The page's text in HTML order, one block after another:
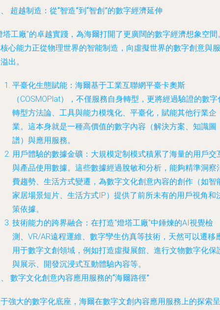
超越制造：從“智造”到“智創”的數字經濟延伸
塔工廠”的卓越實踐，為海爾打開了更廣闊的數字經濟想象空間
心能力正從物理世界的智能制造，向虛擬世界的數字創意與服
出。
平臺化生態賦能 ：海爾基于工業互聯網平臺卡奧斯
（COSMOPlat），不僅服務自身轉型，更將經過驗證的數字
轉型方法論、工具與能力模塊化、平臺化，賦能其他行業企
業。這本身就是一種高價值的數字內容（解決方案、知識圖
譜）與應用服務。
用戶體驗的數據金礦 ：大規模定制模式積累了海量的用戶交
與產品使用數據。這些數據經過脫敏和分析，能夠精準洞察
費趨勢、生活方式變遷，為數字文化創意內容的創作（如智
家居場景短片、生活方式IP）提供了前所未有的用戶視角和
策依據。
技術能力的跨界融合 ：在打造“燈塔工廠”中錘煉的AI視覺檢
測、VR/AR遠程運維、數字孿生仿真等技術，天然可以遷移
用于數字文創領域，例如打造虛擬展館、進行文物數字化保
與展示、開發沉浸式互動體驗內容等。
數字文化創意內容應用服務的“海爾路徑”
強大的數字化底座，海爾在數字文創內容應用服務上的探索呈